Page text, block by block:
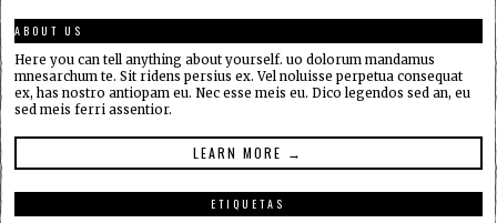
ABOUT US
Here you can tell anything about yourself. uo dolorum mandamus
mnesarchum te. Sit ridens persius ex. Vel noluisse perpetua consequat
ex, has nostro antiopam eu. Nec esse meis eu. Dico legendos sed an, eu
sed meis ferri assentior.
LEARN MORE →
ETIQUETAS